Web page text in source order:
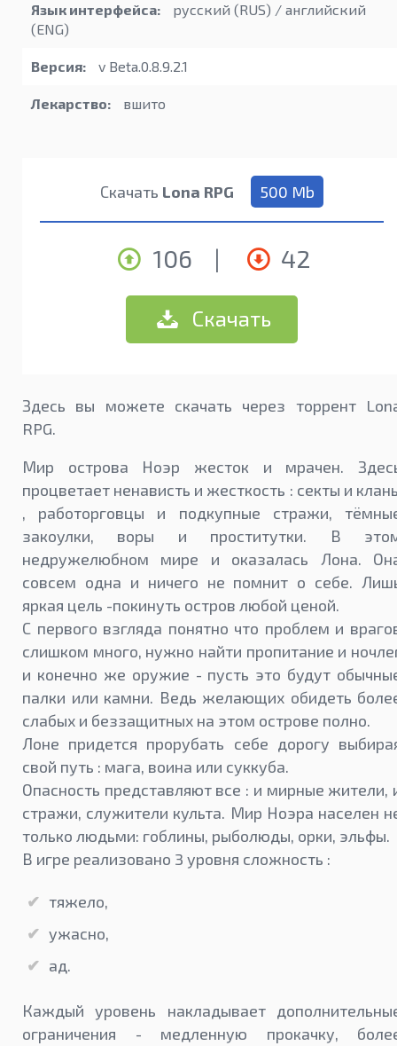
Язык интерфейса:
русский (RUS) / английский
(ENG)
Версия: v Beta.0.8.9.2.1
Лекарство: вшито
Скачать Lona RPG 500 Mb
106 | 42
Скачать
Здесь вы можете скачать через торрент
RPG.
Мир острова Ноэр жесток и мрачен.
процветает ненависть и жесткость : секты и
, работорговцы и подкупные стражи,
закоулки, воры и проститутки. В
недружелюбном мире и оказалась Лона.
совсем одна и ничего не помнит о себе.
яркая цель -покинуть остров любой ценой.
С первого взгляда понятно что проблем и
слишком много, нужно найти пропитание и
и конечно же оружие - пусть это будут
палки или камни. Ведь желающих обидеть
слабых и беззащитных на этом острове полно.
Лоне придется прорубать себе дорогу
свой путь : мага, воина или суккуба.
Опасность представляют все : и мирные жители,
стражи, служители культа. Мир Ноэра населен
только людьми: гоблины, рыболюды, орки, эльфы.
В игре реализовано 3 уровня сложность :
тяжело,
ужасно,
ад.
Каждый уровень накладывает
ограничения - медленную прокачку,